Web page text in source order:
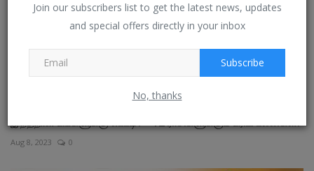
Join our subscribers list to get the latest news, updates
and special offers directly in your inbox
Subscribe
No, thanks
இந்தநாள் உங்களுக்கு எப்படி? - 12 ராசிகளுக்கும் உரிய பலன்கள்!
Aug 8, 2023 0